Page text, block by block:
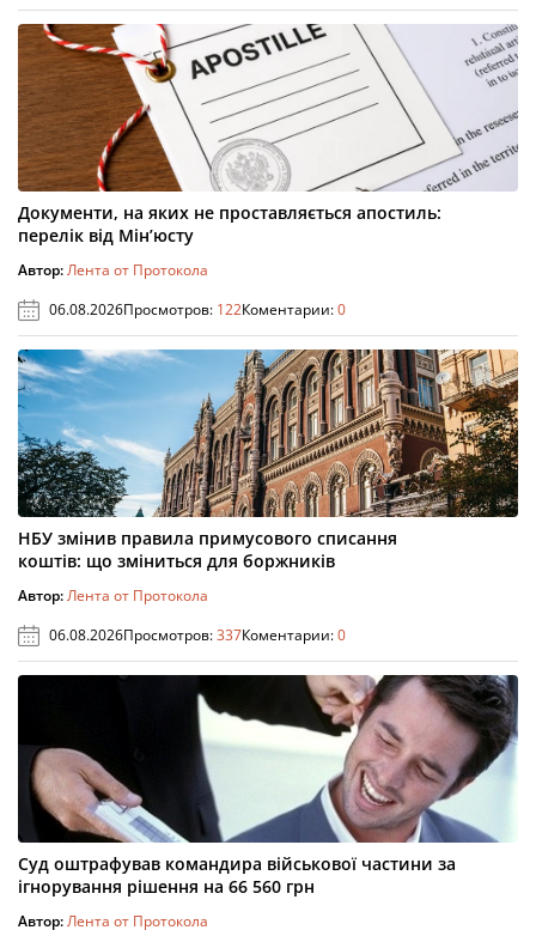
Документи, на яких не проставляється апостиль:
перелік від Мін’юсту
Автор:Лента от Протокола
06.08.2026Просмотров: 122Коментарии:0
НБУ змінив правила примусового списання
коштів: що зміниться для боржників
Автор:Лента от Протокола
06.08.2026Просмотров:337Коментарии:0
Суд оштрафував командира військової частини за
ігнорування рішення на 66 560 грн
Автор:Лента от Протокола